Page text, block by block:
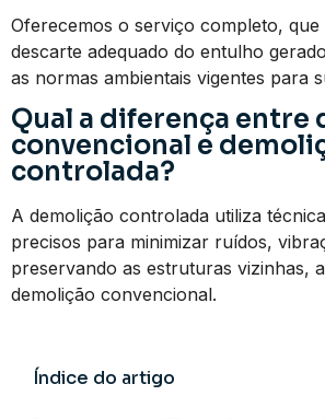
Oferecemos o serviço completo,
descarte adequado do entulho
as normas ambientais vigentes para
Qual a diferença entre
convencional e
controlada?
A demolição controlada utiliza
precisos para minimizar ruídos,
preservando as estruturas vizinhas,
demolição convencional.
Índice do artigo